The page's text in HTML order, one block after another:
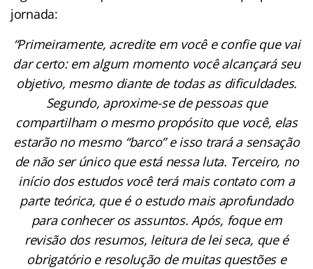
jornada:
“Primeiramente, acredite em você e confie que vai
dar certo: em algum momento você alcançará seu
objetivo, mesmo diante de todas as dificuldades.
Segundo, aproxime-se de pessoas que
compartilham o mesmo propósito que você, elas
estarão no mesmo “barco” e isso trará a sensação
de não ser único que está nessa luta. Terceiro, no
início dos estudos você terá mais contato com a
parte teórica, que é o estudo mais aprofundado
para conhecer os assuntos. Após, foque em
revisão dos resumos, leitura de lei seca, que é
obrigatório e resolução de muitas questões e